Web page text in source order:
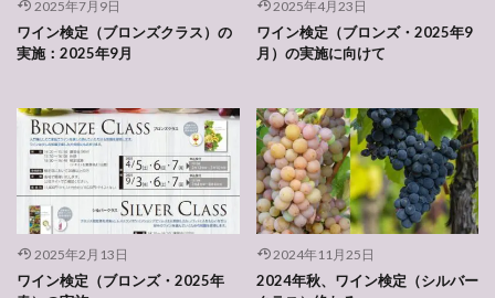
2025年7月9日
ワイン検定（ブロンズクラス）の
実施：2025年9月
2025年4月23日
ワイン検定（ブロンズ・2025年9
月）の実施に向けて
2025年2月13日
ワイン検定（ブロンズ・2025年
2024年11月25日
2024年秋、ワイン検定（シルバー